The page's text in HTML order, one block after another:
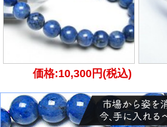
価格:10,300円(税込)